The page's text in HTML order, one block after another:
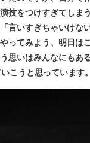
技をつけすぎてしま
言いすぎちゃいけな
ってみよう、明日は
思いはみんなにもあ
こうと思っています。